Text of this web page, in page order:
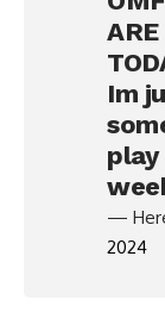
Im
play
—
2024